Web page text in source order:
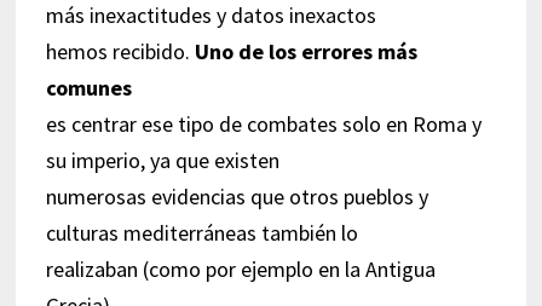
más inexactitudes y datos inexactos
hemos recibido. Uno de los errores más
comunes
es centrar ese tipo de combates solo en Roma y
su imperio, ya que existen
numerosas evidencias que otros pueblos y
culturas mediterráneas también lo
realizaban (como por ejemplo en la Antigua